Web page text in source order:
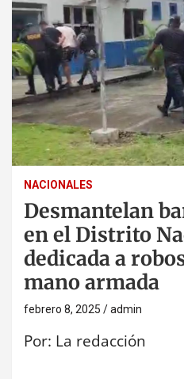
NACIONALES
Desmantelan
en el Distrito
dedicada a
mano armada
febrero 8, 2025 admin
Por: La redacción